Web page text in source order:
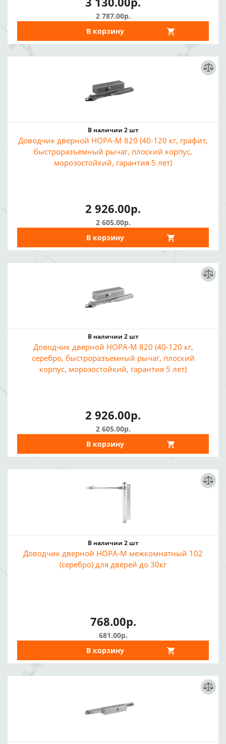
2 787.00р.
В корзину
В наличии 2 шт
Доводчик дверной НОРА-М 820 (40-120 кг, графит,
быстроразъемный рычаг, плоский корпус,
морозостойкий, гарантия 5 лет)
2 926.00р.
2 605.00р.
В корзину
В наличии 2 шт
Доводчик дверной НОРА-М 820 (40-120 кг,
серебро, быстроразъемный рычаг, плоский
корпус, морозостойкий, гарантия 5 лет)
2 926.00р.
2 605.00р.
В корзину
В наличии 2 шт
Доводчик дверной НОРА-М межкомнатный 102
(серебро) для дверей до 30кг
768.00р.
681.00р.
В корзину